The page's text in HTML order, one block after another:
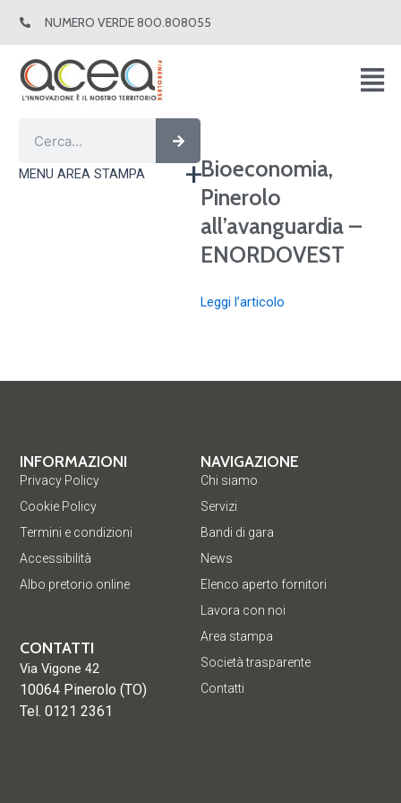
NUMERO VERDE 800.808055
Cerca
MENU AREA STAMPA
Bioeconomia,
Pinerolo
all’avanguardia –
ENORDOVEST
Leggi l’articolo
NAVIGAZIONE
Chi siamo
Servizi
Bandi di gara
News
Elenco aperto fornitori
Lavora con noi
Area stampa
Società trasparente
Contatti
INFORMAZIONI
Privacy Policy
Cookie Policy
Termini e condizioni
Accessibilità
Albo pretorio online
CONTATTI
Via Vigone 42
10064 Pinerolo (TO)
Tel. 0121 2361